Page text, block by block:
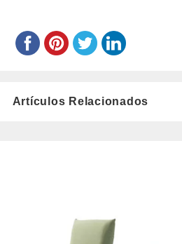
Artículos Relacionados